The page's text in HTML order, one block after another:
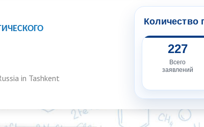
in Tashkent
Количество
227
Всего
заявлений